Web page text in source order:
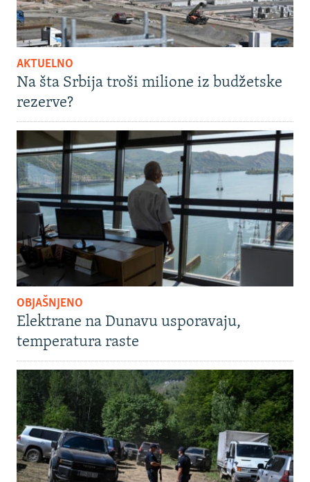
AKTUELNO
Na šta Srbija troši milione iz budžetske
rezerve?
OBJAŠNJENO
Elektrane na Dunavu usporavaju,
temperatura raste